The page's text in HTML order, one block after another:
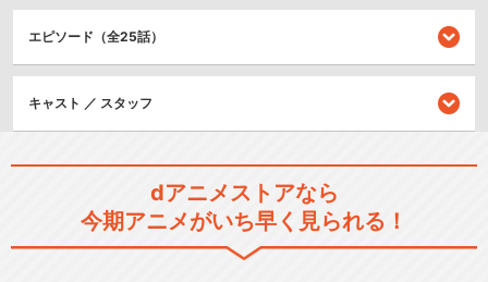
たずらをして、母・寿枝から逃走している途中、なんと３輪トラックと
衝突してしまう！！生死をさまよった一路だが、なんとか一命をとりと
める。しかし、頭の９針の傷と共に得たものは、恐くて大嫌いなオバケ
が見えてしまうという、たいへんありがたくない能力だった…。
コメディ/ギャグ
ホラー/サスペンス/推理
エピソード（全25話）
キャスト ／ スタッフ
dアニメストアなら
今期アニメがいち早く見られる！